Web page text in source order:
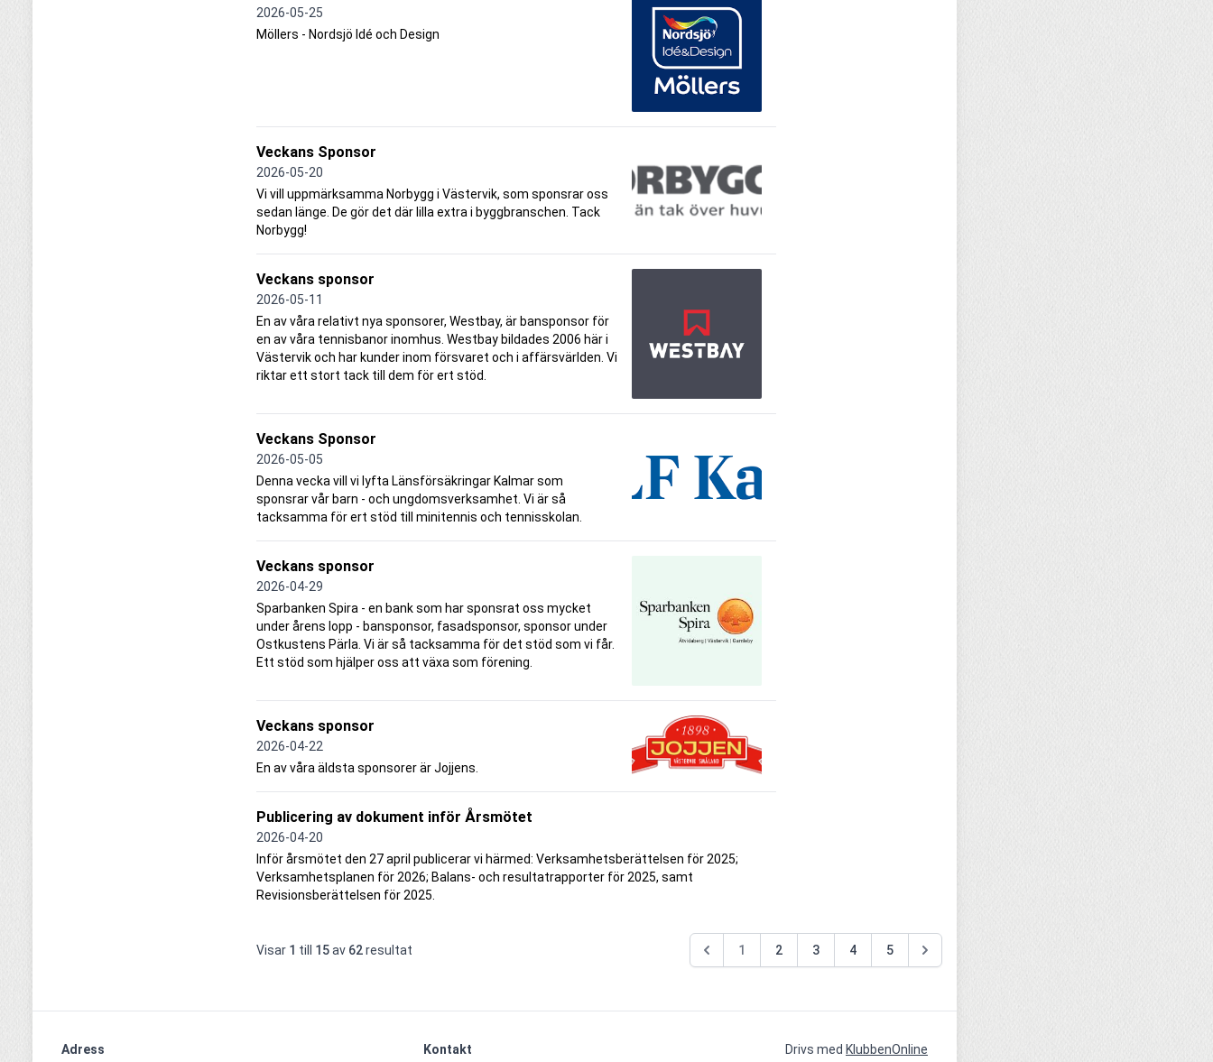
2026-05-25
Möllers - Nordsjö Idé och Design
Veckans Sponsor
2026-05-20
Vi vill uppmärksamma Norbygg i Västervik, som sponsrar oss
sedan länge. De gör det där lilla extra i byggbranschen. Tack
Norbygg!
Veckans sponsor
2026-05-11
En av våra relativt nya sponsorer, Westbay, är bansponsor för
en av våra tennisbanor inomhus. Westbay bildades 2006 här i
Västervik och har kunder inom försvaret och i affärsvärlden. Vi
riktar ett stort tack till dem för ert stöd.
Veckans Sponsor
2026-05-05
Denna vecka vill vi lyfta Länsförsäkringar Kalmar som
sponsrar vår barn - och ungdomsverksamhet. Vi är så
tacksamma för ert stöd till minitennis och tennisskolan.
Veckans sponsor
2026-04-29
Sparbanken Spira - en bank som har sponsrat oss mycket
under årens lopp - bansponsor, fasadsponsor, sponsor under
Ostkustens Pärla. Vi är så tacksamma för det stöd som vi får.
Ett stöd som hjälper oss att växa som förening.
Veckans sponsor
2026-04-22
En av våra äldsta sponsorer är Jojjens.
Publicering av dokument inför Årsmötet
2026-04-20
Inför årsmötet den 27 april publicerar vi härmed: Verksamhetsberättelsen för 2025;
Verksamhetsplanen för 2026; Balans- och resultatrapporter för 2025, samt
Revisionsberättelsen för 2025.
Visar 1 till 15av 62resultat 1 2 3 4 5
Adress
Kontakt
Drivs med KlubbenOnline